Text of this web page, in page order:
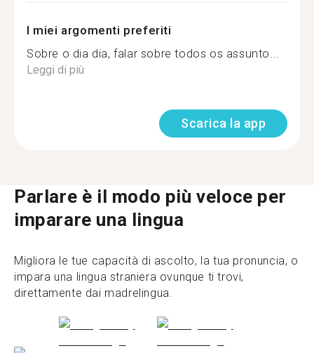
I miei argomenti preferiti
Sobre o dia dia, falar sobre todos os assunto...
Leggi di più
Scarica la app
Parlare è il modo più veloce per
imparare una lingua
Migliora le tue capacità di ascolto, la tua pronuncia, o
impara una lingua straniera ovunque ti trovi,
direttamente dai madrelingua.